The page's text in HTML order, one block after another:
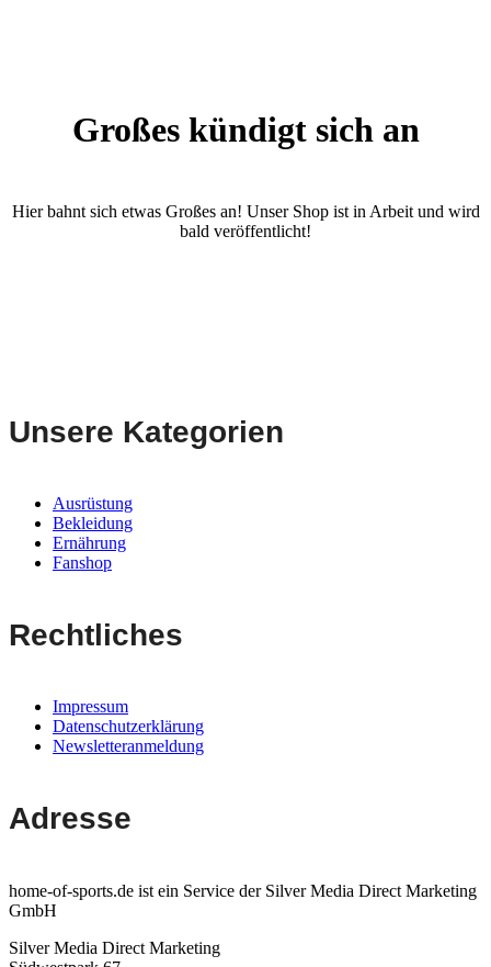
Großes kündigt sich an
Hier bahnt sich etwas Großes an! Unser Shop ist in Arbeit und wird
bald veröffentlicht!
Unsere Kategorien
Ausrüstung
Bekleidung
Ernährung
Fanshop
Rechtliches
Impressum
Datenschutzerklärung
Newsletteranmeldung
Adresse
home-of-sports.de ist ein Service der Silver Media Direct Marketing
GmbH
Silver Media Direct Marketing